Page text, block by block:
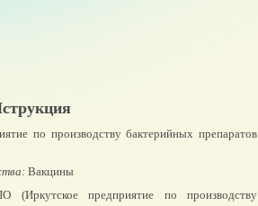
по производству бактерийных препаратов
Вакцины
(Иркутское предприятие по производству